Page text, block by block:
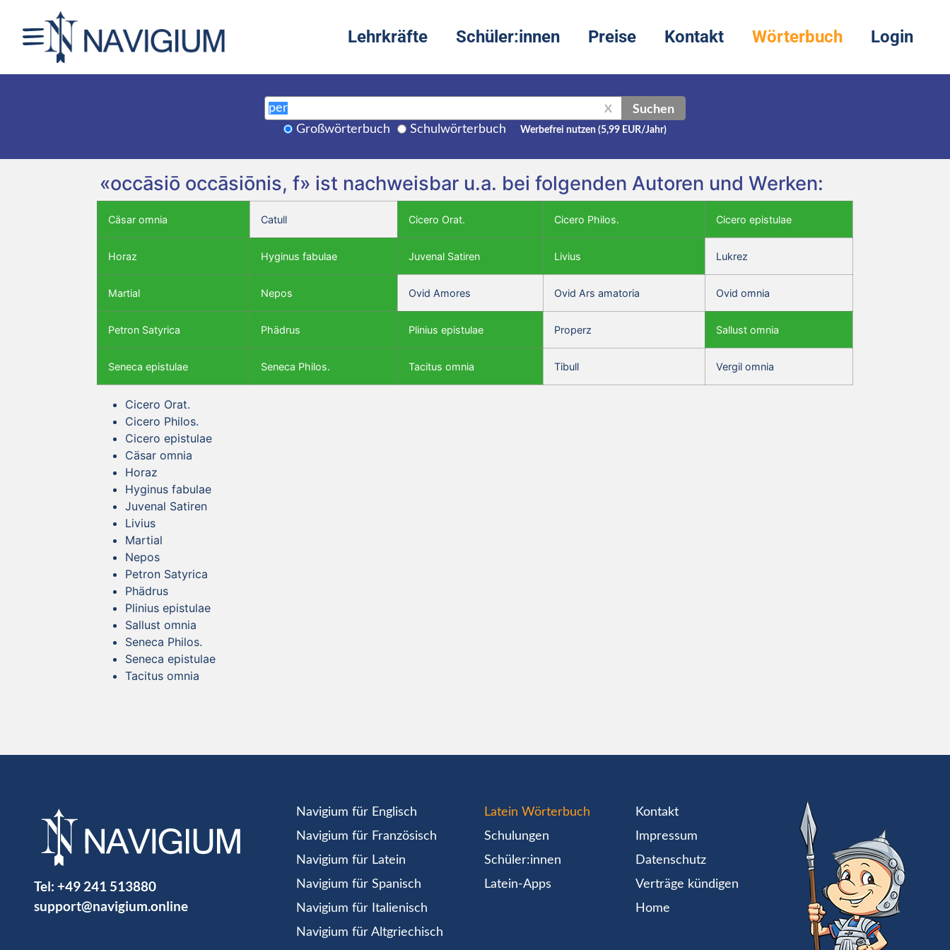
Lehrkräfte Schüler:innen Preise Kontakt Wörterbuch Login
X Suchen
Großwörterbuch Schulwörterbuch Werbefrei nutzen (5,99 EUR/Jahr)
«occāsiō occāsiōnis, f» ist nachweisbar u.a. bei folgenden Autoren und Werken:
Cäsar omnia Catull Cicero Orat. Cicero Philos. Cicero epistulae
Horaz Hyginus fabulae Juvenal Satiren Livius Lukrez
Martial Nepos Ovid Amores Ovid Ars amatoria Ovid omnia
Petron Satyrica Phädrus Plinius epistulae Properz Sallust omnia
Seneca epistulae Seneca Philos. Tacitus omnia Tibull Vergil omnia
Cicero Orat.
Cicero Philos.
Cicero epistulae
Cäsar omnia
Horaz
Hyginus fabulae
Juvenal Satiren
Livius
Martial
Nepos
Petron Satyrica
Phädrus
Plinius epistulae
Sallust omnia
Seneca Philos.
Seneca epistulae
Tacitus omnia
Tel: +49 241 513880
support@navigium.online
Navigium für Englisch
Navigium für Französisch
Navigium für Latein
Navigium für Spanisch
Navigium für Italienisch
Navigium für Altgriechisch
Latein Wörterbuch
Schulungen
Schüler:innen
Latein-Apps
Kontakt
Impressum
Datenschutz
Verträge kündigen
Home